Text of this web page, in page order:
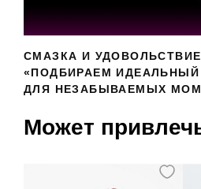
СМАЗКА И УДОВОЛЬСТВИЕ
«ПОДБИРАЕМ ИДЕАЛЬНЫЙ
ДЛЯ НЕЗАБЫВАЕМЫХ
Может